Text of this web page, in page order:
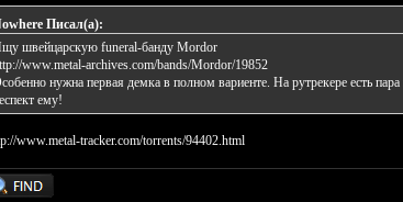
Писал(а):
швейцарскую funeral-банду Mordor
www.metal-archives.com/bands/Mordor/19852
нужна первая демка в полном вариенте. На рутрекере есть
ему!
www.metal-tracker.com/torrents/94402.html